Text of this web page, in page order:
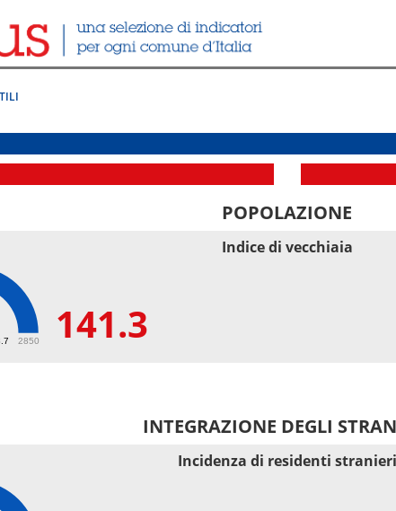
POPOLAZIONE
2850 141.3
Indice di vecchiaia
INTEGRAZIONE DEGLI
Incidenza di residenti stranieri